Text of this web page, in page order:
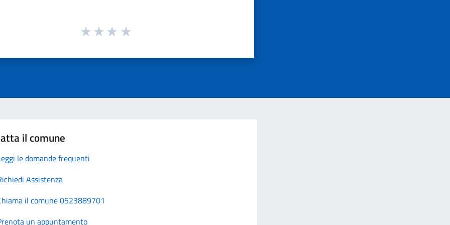
il comune
le domande frequenti
Assistenza
il comune 0523889701
un appuntamento